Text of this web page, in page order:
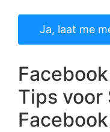
Ja, laat me
Tips voor